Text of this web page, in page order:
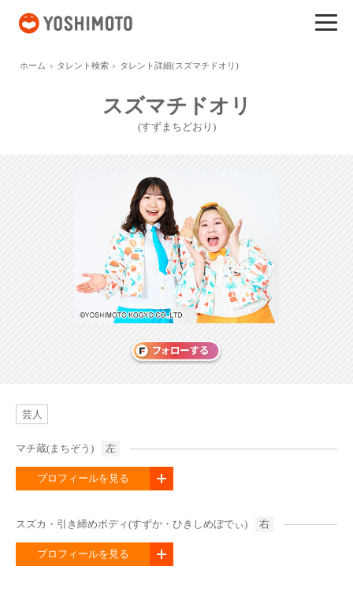
ホーム タレント検索 タレント詳細(スズマチドオリ)
スズマチドオリ
(すずまちどおり)
芸人
マチ蔵(まちぞう) 左
プロフィールを見る
スズカ・引き締めボディ(すずか・ひきしめぼでぃ) 右
プロフィールを見る